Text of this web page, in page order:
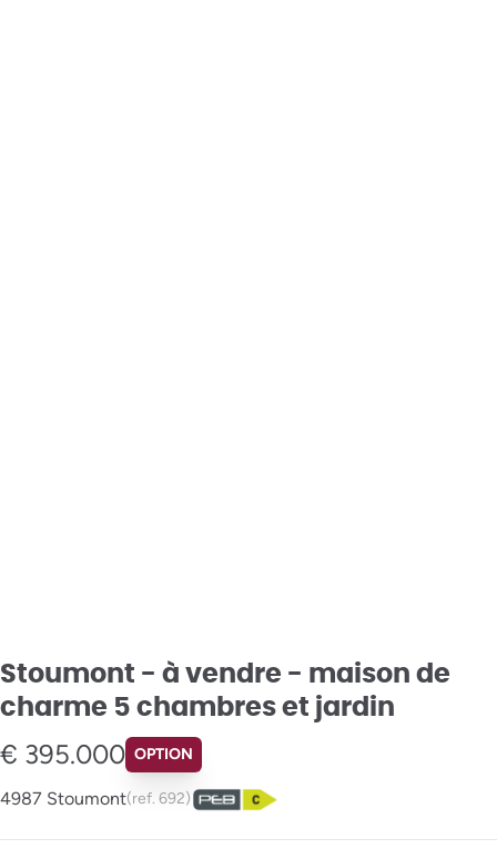
Stoumont - à vendre - maison de
charme 5 chambres et jardin
€ 395.000 OPTION
4987 Stoumont(ref. 692)